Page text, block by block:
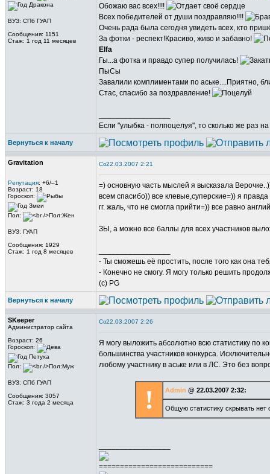
ВУЗ: СПб ГУАП
Сообщения: 1151
Стаж: 1 год 11 месяцев
Обожаю вас всех!!!!
Всех победителей от души поздравляю!!!!
Очень рада была сегодня увидеть всех, кто
За фотки - респект!Красиво, живо и забавно!
Elfa
Гы...а фотка и правдо супер получилась!
ПыСы
Завалили комплиментами по аське....Приятно,
Стас, спасибо за поздравление!
Если "улыбка - полпоцелуя", то сколько же раз
Вернуться к началу
Gravitation
Репутация: +6/–1
Возраст: 18
Гороскоп:
Пол:
ВУЗ: ГУАП
Сообщения: 1929
Стаж: 1 год 8 месяцев
22.03.2007 2:21
=) основную часть мыслей я высказала
всем спасибо)) все клевые,суперские=)) я
гг. жаль, что не смогла прийти=)) все равно
ЗЫ, а можно все баллы для всех участников
- Ты сможешь её простить, после того как она
- Конечно не смогу. Я могу только решить
(c) PG
Вернуться к началу
SKeeper
Администратор сайта
Возраст: 26
Гороскоп:
Пол:
ВУЗ: СПб ГУАП
Сообщения: 3057
Стаж: 3 года 2 месяца
22.03.2007 2:26
Я могу выложить абсолютно всю статистику по
большинства участников конкурса.
любому участнику в аське или в ЛС. Это без
! Admin @ 22.03.2007 2:32:
Общую статистику скрывать
===========================